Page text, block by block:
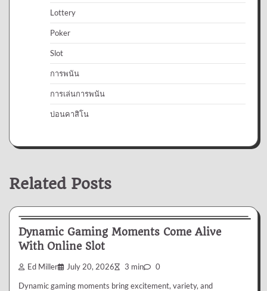
Lottery
Poker
Slot
การพนัน
การเล่นการพนัน
บ่อนคาสิโน
Related Posts
Slot
Dynamic Gaming Moments Come Alive
With Online Slot
Ed Miller July 20, 2026 3 min 0
Dynamic gaming moments bring excitement, variety, and